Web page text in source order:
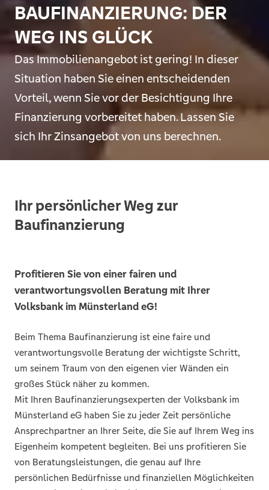
BAUFINANZIERUNG: DER
WEG INS GLÜCK
Das Immobilienangebot ist gering! In dieser
Situation haben Sie einen entscheidenden
Vorteil, wenn Sie vor der Besichtigung Ihre
Finanzierung vorbereitet haben. Lassen Sie
sich Ihr Zinsangebot von uns berechnen.
Ihr persönlicher Weg zur
Baufinanzierung
Profitieren Sie von einer fairen und
verantwortungsvollen Beratung mit Ihrer
Volksbank im Münsterland eG!
Beim Thema Baufinanzierung ist eine faire und
verantwortungsvolle Beratung der wichtigste Schritt,
um seinem Traum von den eigenen vier Wänden ein
großes Stück näher zu kommen.
Mit Ihren Baufinanzierungsexperten der Volksbank im
Münsterland eG haben Sie zu jeder Zeit persönliche
Ansprechpartner an Ihrer Seite, die Sie auf Ihrem Weg ins
Eigenheim kompetent begleiten. Bei uns profitieren Sie
von Beratungsleistungen, die genau auf Ihre
persönlichen Bedürfnisse und finanziellen Möglichkeiten